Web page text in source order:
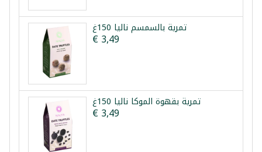
تمرية بالسمسم نالیا 150غ
€ 3,49
تمرية بقهوة الموكا نالیا 150غ
€ 3,49